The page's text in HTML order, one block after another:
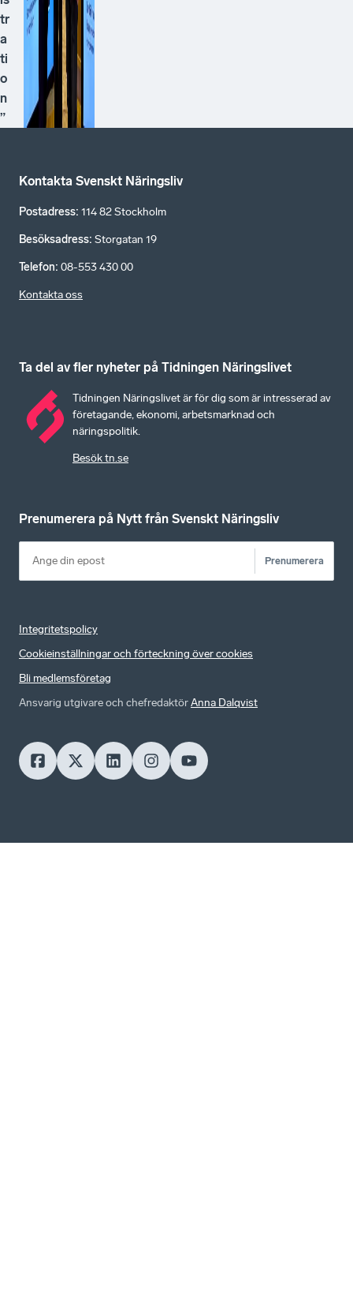
tr
a
ti
o
n
”
Kontakta Svenskt Näringsliv
Postadress: 114 82 Stockholm
Besöksadress: Storgatan 19
Telefon: 08-553 430 00
Kontakta oss
Ta del av fler nyheter på Tidningen Näringslivet
Tidningen Näringslivet är för dig som är intresserad av
företagande, ekonomi, arbetsmarknad och
näringspolitik.
Besök tn.se
Prenumerera på Nytt från Svenskt Näringsliv
Prenumerera
Integritetspolicy
Cookieinställningar och förteckning över cookies
Bli medlemsföretag
Ansvarig utgivare och chefredaktörAnna Dalqvist